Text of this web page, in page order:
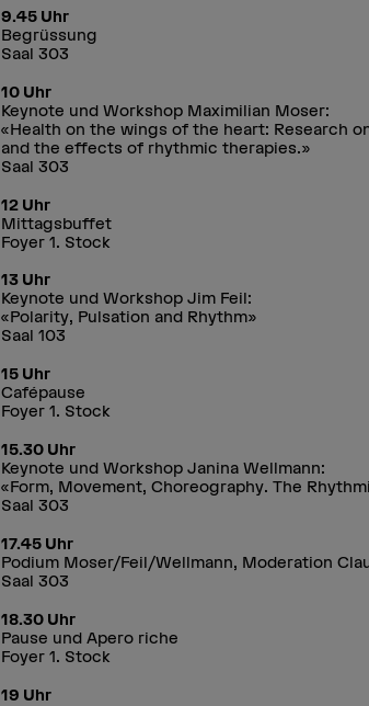
9.45 Uhr
Begrüssung
Saal 303
10 Uhr
Keynote und Workshop Maximilian Moser:
«Health on the wings of the heart: Research
and the effects of rhythmic therapies.»
Saal 303
12 Uhr
Mittagsbuffet
Foyer 1. Stock
13 Uhr
Keynote und Workshop Jim Feil:
«Polarity, Pulsation and Rhythm»
Saal 103
15 Uhr
Cafépause
Foyer 1. Stock
15.30 Uhr
Keynote und Workshop Janina Wellmann:
«Form, Movement, Choreography. The
Saal 303
17.45 Uhr
Podium Moser/Feil/Wellmann, Moderation
Saal 303
18.30 Uhr
Pause und Apero riche
Foyer 1. Stock
19 Uhr